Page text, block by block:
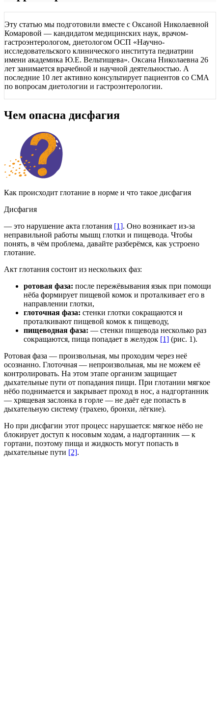
Эту статью мы подготовили вместе с Оксаной Николаевной
Комаровой — кандидатом медицинских наук, врачом-
гастроэнтерологом, диетологом ОСП «Научно-
исследовательского клинического института педиатрии
имени академика Ю.Е. Вельтищева». Оксана Николаевна 26
лет занимается врачебной и научной деятельностью. А
последние 10 лет активно консультирует пациентов со СМА
по вопросам диетологии и гастроэнтерологии.
Чем опасна дисфагия
Как происходит глотание в норме и что такое дисфагия
Дисфагия
— это нарушение акта глотания [1]. Оно возникает из-за
неправильной работы мышц глотки и пищевода. Чтобы
понять, в чём проблема, давайте разберёмся, как устроено
глотание.
Акт глотания состоит из нескольких фаз:
ротовая фаза: после пережёвывания язык при помощи
нёба формирует пищевой комок и проталкивает его в
направлении глотки,
глоточная фаза: стенки глотки сокращаются и
проталкивают пищевой комок к пищеводу,
пищеводная фаза: — стенки пищевода несколько раз
сокращаются, пища попадает в желудок [1] (рис. 1).
Ротовая фаза — произвольная, мы проходим через неё
осознанно. Глоточная — непроизвольная, мы не можем её
контролировать. На этом этапе организм защищает
дыхательные пути от попадания пищи. При глотании мягкое
нёбо поднимается и закрывает проход в нос, а надгортанник
— хрящевая заслонка в горле — не даёт еде попасть в
дыхательную систему (трахею, бронхи, лёгкие).
Но при дисфагии этот процесс нарушается: мягкое нёбо не
блокирует доступ к носовым ходам, а надгортанник — к
гортани, поэтому пища и жидкость могут попасть в
дыхательные пути [2].